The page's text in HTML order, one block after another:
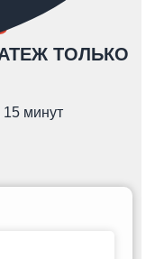
ТОЛЬКО
15 минут